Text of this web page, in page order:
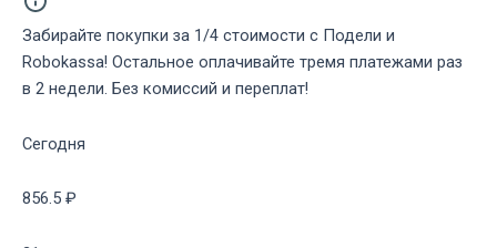
Забирайте покупки за 1/4 стоимости с Подели и
Robokassa! Остальное оплачивайте тремя платежами раз
в 2 недели. Без комиссий и переплат!
Сегодня
856.5 ₽